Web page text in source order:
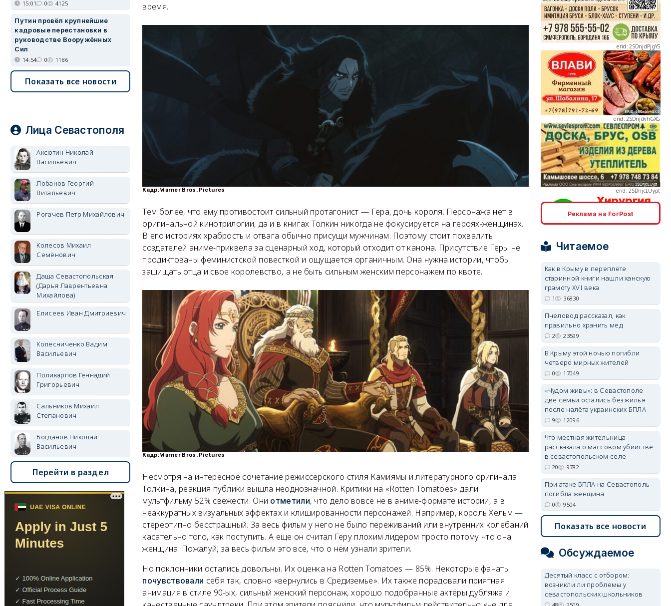
время.
Кадр: Warner Bros. Pictures
Тем более, что ему противостоит сильный протагонист — Гера, дочь короля. Персонажа нет в
оригинальной кинотрилогии, да и в книгах Толкин никогда не фокусируется на героях-женщинах.
В его историях храбрость и отвага обычно присущи мужчинам. Поэтому стоит похвалить
создателей аниме-приквела за сценарный ход, который отходит от канона. Присутствие Геры не
продиктованы феминистской повесткой и ощущается органичным. Она нужна истории, чтобы
защищать отца и свое королевство, а не быть сильным женским персонажем по квоте.
Кадр: Warner Bros. Pictures
Несмотря на интересное сочетание режиссерского стиля Камиямы и литературного оригинала
Толкина, реакция публики вышла неоднозначной. Критики на «Rotten Tomatoes» дали
мультфильму 52% свежести. Они отметили, что дело вовсе не в аниме-формате истории, а в
неаккуратных визуальных эффектах и клишированности персонажей. Например, король Хельм —
стереотипно бесстрашный. За весь фильм у него не было переживаний или внутренних колебаний
касательно того, как поступить. А еще он считал Геру плохим лидером просто потому что она
женщина. Пожалуй, за весь фильм это всё, что о нём узнали зрители.
Но поклонники остались довольны. Их оценка на Rotten Tomatoes — 85%. Некоторые фанаты
почувствовали себя так, словно «вернулись в Средиземье». Их также порадовали приятная
анимация в стиле 90-ых, сильный женский персонаж, хорошо подобранные актёры дубляжа и
15:01 0 4125
Путин провёл крупнейшие
кадровые перестановки в
руководстве Вооружённых
Сил
14:54 0 1186
Показать все новости
Лица Севастополя
Аксютин Николай
Васильевич
Лобанов Георгий
Витальевич
Рогачев Петр Михайлович
Колесов Михаил
Семёнович
Даша Севастопольская
(Дарья Лаврентьевна
Михайлова)
Елисеев Иван Дмитриевич
Колесниченко Вадим
Васильевич
Поликарпов Геннадий
Григорьевич
Сальников Михаил
Степанович
Богданов Николай
Васильевич
Перейти в раздел
erid: 2SDnjdPjgYS
erid: 2SDnjdvhGXG
erid: 2SDnjcLUypt
erid: 2SDnjcrDNw6
erid: 2SDnjdvhGXG
Реклама на ForPost
Читаемое
Как в Крыму в переплёте
старинной книги нашли ханскую
грамоту XVI века
1 36830
Пчеловод рассказал, как
правильно хранить мёд
2 23599
В Крыму этой ночью погибли
четверо мирных жителей
0 17049
«Чудом живы»: в Севастополе
две семьи остались без жилья
после налёта украинских БПЛА
9 12096
Что местная жительница
рассказала о массовом убийстве
в севастопольском селе
20 9782
При атаке БПЛА на Севастополь
погибла женщина
0 9504
Показать все новости
Обсуждаемое
Десятый класс с отбором:
возникли ли проблемы у
севастопольских школьников